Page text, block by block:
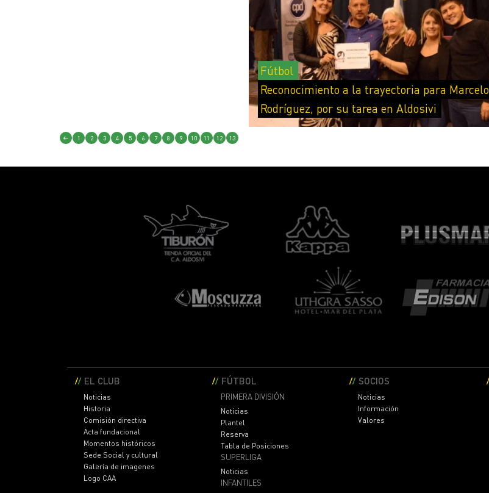
Fútbol
Reconocimiento a la trayectoria para Marcelo
Rodríguez, por su tarea en Aldosivi
1 2 3 4 5 6 7 8 9 10 11 12 13
EL CLUB
Noticias
Historia
Comisión directiva
Acta fundacional
Momentos históricos
Sede Social y cultural
Galería de imagenes
Logo CAA
FÚTBOL
PRIMERA DIVISIÓN
Noticias
Plantel
Reserva
Tabla de Posiciones
SUPERLIGA
Noticias
INFANTILES
SOCIOS
Noticias
Información
Valores